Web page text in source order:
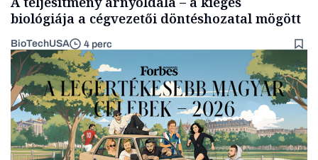
biológiája a cégvezetői döntéshozatal mögött
BioTechUSA 4 perc